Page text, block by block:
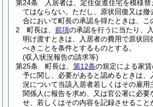
第24条
入居者は、定住促進住宅を模様
てはならない。 ただし、原状回復又は撤
合において町長の承認を得たときは、こ
2
町長は、 前項の承認を行うに当たり、
明け渡すときは、入居者の費用で原状回
べきことを条件とするものとする。
(収入状況報告の請求等)
第25条
町長は、 第12条の規定による家
予に関し、必要があると認めるときは、
況について当該入居者若しくはその雇用
関係人に報告を求め、又は官公署に必要
せ、若しくはその内容を記録させること